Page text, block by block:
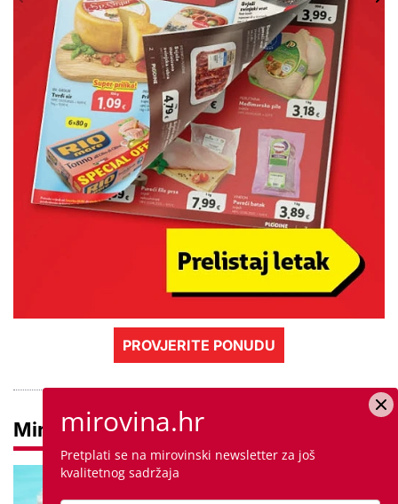
PROVJERITE PONUDU
Mirovinemirovina.hr
Pretplati se na mirovinski newsletter za još
kvalitetnog sadržaja